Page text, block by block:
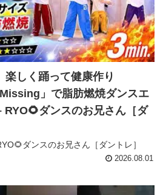
楽しく踊って健康作り
Missing」で脂肪燃焼ダンスエ
RYO🌻ダンスのお兄さん［ダ
ダンスのお兄さん［ダントレ］
2026.08.01